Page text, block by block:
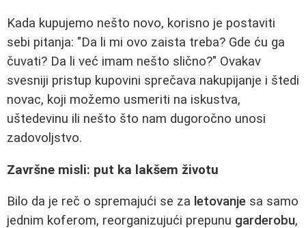
Kada kupujemo nešto novo, korisno je postaviti
sebi pitanja: "Da li mi ovo zaista treba? Gde ću ga
čuvati? Da li već imam nešto slično?" Ovakav
svesniji pristup kupovini sprečava nakupijanje i štedi
novac, koji možemo usmeriti na iskustva,
uštedevinu ili nešto što nam dugoročno unosi
zadovoljstvo.
Završne misli: put ka lakšem životu
Bilo da je reč o spremajući se za letovanje sa samo
jednim koferom, reorganizujući prepunu garderobu,